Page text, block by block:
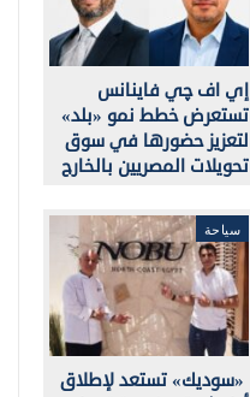
إي اف چي فاينانس
تستعرض خطط نمو «بلد»
لتعزيز حضورها في سوق
تحويلات المصريين بالخارج
سياحة
«سوديك» تستعد لإطلاق